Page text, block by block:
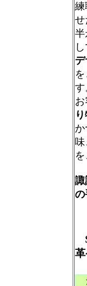
練
せ
半
す
諏
の